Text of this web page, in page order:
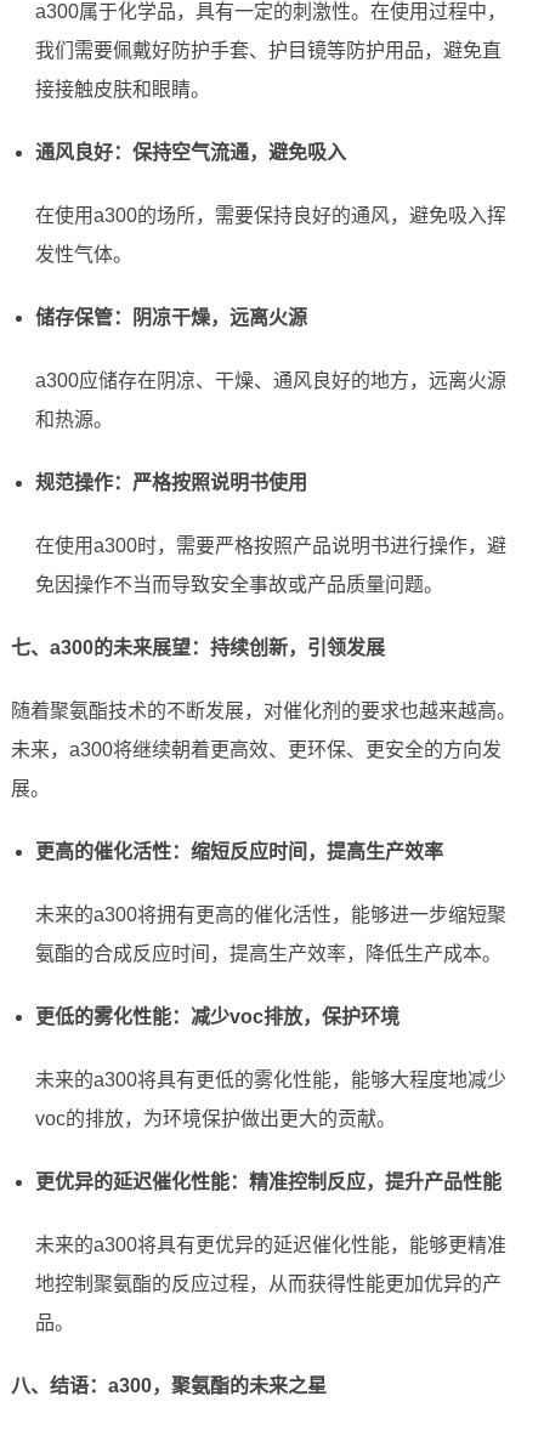
a300属于化学品，具有一定的刺激性。在使用过程中，
我们需要佩戴好防护手套、护目镜等防护用品，避免直
接接触皮肤和眼睛。
通风良好：保持空气流通，避免吸入
在使用a300的场所，需要保持良好的通风，避免吸入挥
发性气体。
储存保管：阴凉干燥，远离火源
a300应储存在阴凉、干燥、通风良好的地方，远离火源
和热源。
规范操作：严格按照说明书使用
在使用a300时，需要严格按照产品说明书进行操作，避
免因操作不当而导致安全事故或产品质量问题。
七、a300的未来展望：持续创新，引领发展
随着聚氨酯技术的不断发展，对催化剂的要求也越来越高。
未来，a300将继续朝着更高效、更环保、更安全的方向发
展。
更高的催化活性：缩短反应时间，提高生产效率
未来的a300将拥有更高的催化活性，能够进一步缩短聚
氨酯的合成反应时间，提高生产效率，降低生产成本。
更低的雾化性能：减少voc排放，保护环境
未来的a300将具有更低的雾化性能，能够大程度地减少
voc的排放，为环境保护做出更大的贡献。
更优异的延迟催化性能：精准控制反应，提升产品性能
未来的a300将具有更优异的延迟催化性能，能够更精准
地控制聚氨酯的反应过程，从而获得性能更加优异的产
品。
八、结语：a300，聚氨酯的未来之星